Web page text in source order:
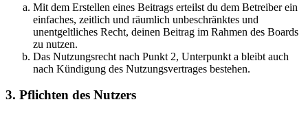
Mit dem Erstellen eines Beitrags erteilst du dem Betreiber ein
einfaches, zeitlich und räumlich unbeschränktes und
unentgeltliches Recht, deinen Beitrag im Rahmen des Boards
zu nutzen.
Das Nutzungsrecht nach Punkt 2, Unterpunkt a bleibt auch
nach Kündigung des Nutzungsvertrages bestehen.
3. Pflichten des Nutzers